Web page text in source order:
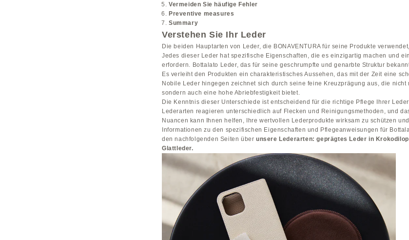
Vermeiden Sie häufige Fehler
Preventive measures
Summary
Verstehen Sie Ihr Leder
Die beiden Hauptarten von Leder, die BONAVENTURA für seine Produkte
Jedes dieser Leder hat spezifische Eigenschaften, die es einzigartig machen und
erfordern. Bottalato Leder, das für seine geschrumpfte und genarbte Struktur
Es verleiht den Produkten ein charakteristisches Aussehen, das mit der Zeit eine
Nobile Leder hingegen zeichnet sich durch seine feine Kreuzprägung aus, die nicht
sondern auch eine hohe Abriebfestigkeit bietet.
Die Kenntnis dieser Unterschiede ist entscheidend für die richtige Pflege Ihrer
Lederarten reagieren unterschiedlich auf Flecken und Reinigungsmethoden, und
Nuancen kann Ihnen helfen, Ihre wertvollen Lederprodukte wirksam zu schützen
Informationen zu den spezifischen Eigenschaften und Pflegeanweisungen für
den nachfolgenden Seiten überunsere Lederarten:geprägtes Leder in
Glattleder.